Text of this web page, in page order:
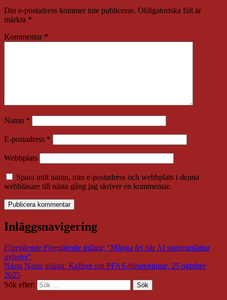
Din e-postadress kommer inte publiceras. Obligatoriska fält är
märkta *
Kommentar *
Namn *
E-postadress *
Webbplats
Spara mitt namn, min e-postadress och webbplats i denna
webbläsare till nästa gång jag skriver en kommentar.
Inläggsnavigering
Föregående Föregående inlägg: ”Många fel när AI sammanfattar
nyheter”
Nästa Nästa inlägg: Kaliber om PFAS-föroreningar, 25 oktober
2025
Sök efter:
Sök